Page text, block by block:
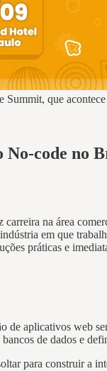
que
code no
carreira na área
em que
práticas e
aplicativos web
de dados e
para construir a